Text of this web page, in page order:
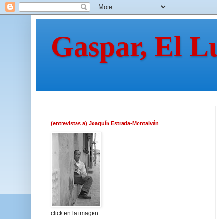
Gaspar, El
(entrevistas a) Joaquín Estrada-Montalván
click en la imagen